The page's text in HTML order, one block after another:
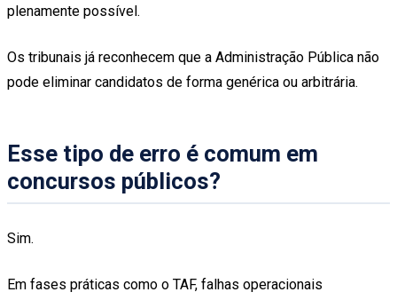
plenamente possível.
Os tribunais já reconhecem que a Administração Pública não
pode eliminar candidatos de forma genérica ou arbitrária.
Esse tipo de erro é comum em
concursos públicos?
Sim.
Em fases práticas como o TAF, falhas operacionais